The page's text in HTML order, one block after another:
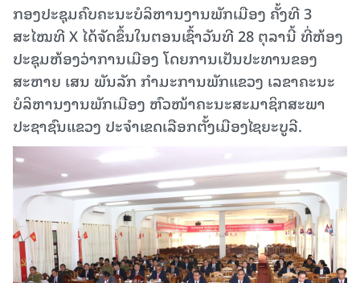
ກອງ​ປະ​ຊຸມຄົບຄະນະບໍລິຫານງານພັກເມືອງ ຄັ້ງທີ 3
ສະໄໝທີ X ໄດ້ຈັດຂຶ້ນໃນຕອນເຊົ້າວັນທີ 28 ຕຸລານີ້ ທີ່ຫ້ອງ
ປະຊຸມຫ້ອງວ່າການເມືອງ ໂດຍການເປັນປະທານຂອງ
ສະຫາຍ ເສນ ພັນລັກ ກຳມະການພັກແຂວງ ເລຂາຄະນະ
ບໍລິຫານງານພັກເມືອງ ຫົວໜ້າຄະນະສະມາຊິກສະພາ
ປະຊາຊົນແຂວງ ປະຈຳເຂດເລືອກຕັ້ງເມືອງໄຊຍະບູລີ.